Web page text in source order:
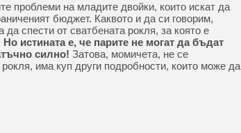
проблеми на младите двойки, които искат да
бюджет. Каквото и да си говорим,
да спести от сватбената рокля, за която е
Но истината е, че парите не могат да бъдат
силно! Затова, момичета, не се
има куп други подробности, които може да